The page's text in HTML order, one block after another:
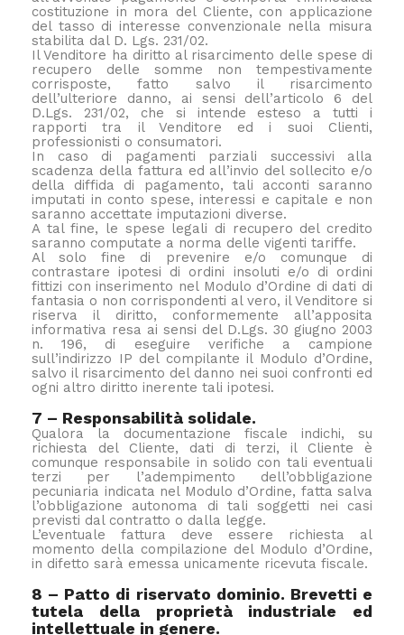
costituzione in mora del Cliente, con applicazione
del tasso di interesse convenzionale nella misura
stabilita dal D. Lgs. 231/02.
Il Venditore ha diritto al risarcimento delle spese di
recupero delle somme non tempestivamente
corrisposte, fatto salvo il risarcimento
dell’ulteriore danno, ai sensi dell’articolo 6 del
D.Lgs. 231/02, che si intende esteso a tutti i
rapporti tra il Venditore ed i suoi Clienti,
professionisti o consumatori.
In caso di pagamenti parziali successivi alla
scadenza della fattura ed all’invio del sollecito e/o
della diffida di pagamento, tali acconti saranno
imputati in conto spese, interessi e capitale e non
saranno accettate imputazioni diverse.
A tal fine, le spese legali di recupero del credito
saranno computate a norma delle vigenti tariffe.
Al solo fine di prevenire e/o comunque di
contrastare ipotesi di ordini insoluti e/o di ordini
fittizi con inserimento nel Modulo d’Ordine di dati di
fantasia o non corrispondenti al vero, il Venditore si
riserva il diritto, conformemente all’apposita
informativa resa ai sensi del D.Lgs. 30 giugno 2003
n. 196, di eseguire verifiche a campione
sull’indirizzo IP del compilante il Modulo d’Ordine,
salvo il risarcimento del danno nei suoi confronti ed
ogni altro diritto inerente tali ipotesi.
7 – Responsabilità solidale.
Qualora la documentazione fiscale indichi, su
richiesta del Cliente, dati di terzi, il Cliente è
comunque responsabile in solido con tali eventuali
terzi per l’adempimento dell’obbligazione
pecuniaria indicata nel Modulo d’Ordine, fatta salva
l’obbligazione autonoma di tali soggetti nei casi
previsti dal contratto o dalla legge.
L’eventuale fattura deve essere richiesta al
momento della compilazione del Modulo d’Ordine,
in difetto sarà emessa unicamente ricevuta fiscale.
8 – Patto di riservato dominio. Brevetti e
tutela della proprietà industriale ed
intellettuale in genere.